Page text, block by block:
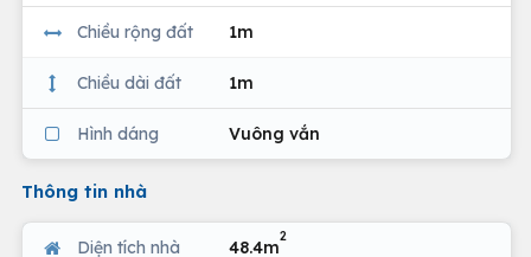
Chiều rộng đất 1m
Chiều dài đất 1m
Hình dáng Vuông vắn
Thông tin nhà
Diện tích nhà 48.4m
2